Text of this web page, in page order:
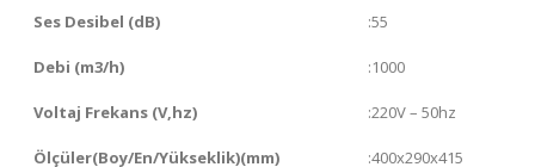
Ses Desibel (dB) :55
Debi (m3/h) :1000
Voltaj Frekans (V,hz) :220V – 50hz
Ölçüler(Boy/En/Yükseklik)(mm) :400x290x415